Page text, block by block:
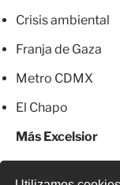
Crisis ambiental
Franja de Gaza
Metro CDMX
El Chapo
Más Excelsior